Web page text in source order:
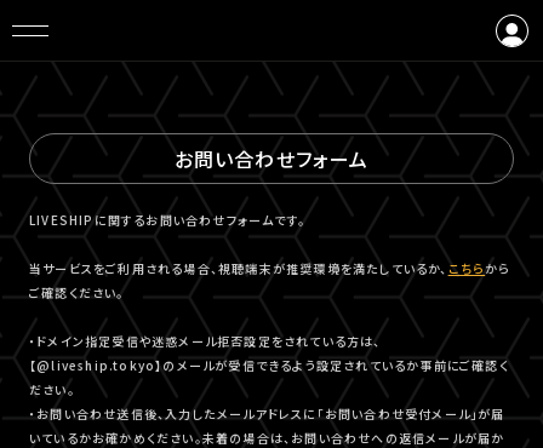
会員登録
お問い合わせフォーム
LIVESHIPに関するお問い合わせフォームです。
当サービスをご利用される場合、視聴端末が推奨環境を満たしているか、 こちらから
ご確認ください。
・ドメイン指定受信や迷惑メール拒否設定をされている方は、
【@liveship.tokyo】のメールが受信できるよう設定されているか事前にご確認く
ださい。
・お問い合わせ送信後、入力したメールアドレスに「お問い合わせ受付メール」が届
いているかお確かめください。未着の場合は、お問い合わせへの返信メールが届か